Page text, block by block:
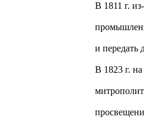
В 1811 г.
и передать
В 1823 г.